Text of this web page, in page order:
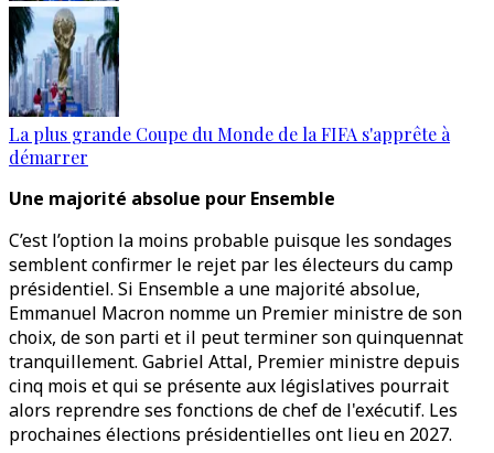
La plus grande Coupe du Monde de la FIFA s'apprête à
démarrer
Une majorité absolue pour Ensemble
C’est l’option la moins probable puisque les sondages
semblent confirmer le rejet par les électeurs du camp
présidentiel. Si Ensemble a une majorité absolue,
Emmanuel Macron nomme un Premier ministre de son
choix, de son parti et il peut terminer son quinquennat
tranquillement. Gabriel Attal, Premier ministre depuis
cinq mois et qui se présente aux législatives pourrait
alors reprendre ses fonctions de chef de l'exécutif. Les
prochaines élections présidentielles ont lieu en 2027.